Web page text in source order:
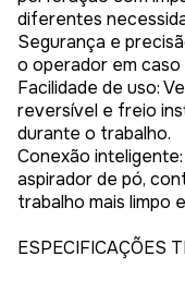
diferentes
Segurança e
o operador em
Facilidade de uso:
reversível e freio
durante o trabalho.
Conexão
aspirador de pó,
trabalho mais limpo
ESPECIFICAÇÕES